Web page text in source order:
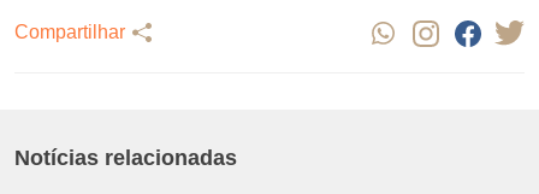
Compartilhar
Notícias relacionadas